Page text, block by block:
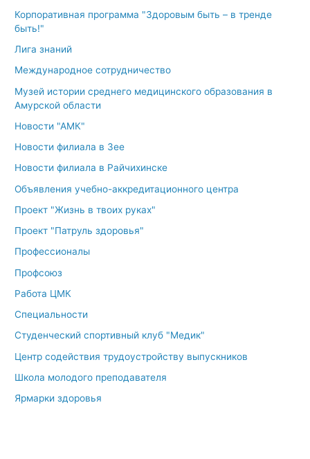
Корпоративная программа "Здоровым быть – в тренде
быть!"
Лига знаний
Международное сотрудничество
Музей истории среднего медицинского образования в
Амурской области
Новости "АМК"
Новости филиала в Зее
Новости филиала в Райчихинске
Объявления учебно-аккредитационного центра
Проект "Жизнь в твоих руках"
Проект "Патруль здоровья"
Профессионалы
Профсоюз
Работа ЦМК
Специальности
Студенческий спортивный клуб "Медик"
Центр содействия трудоустройству выпускников
Школа молодого преподавателя
Ярмарки здоровья